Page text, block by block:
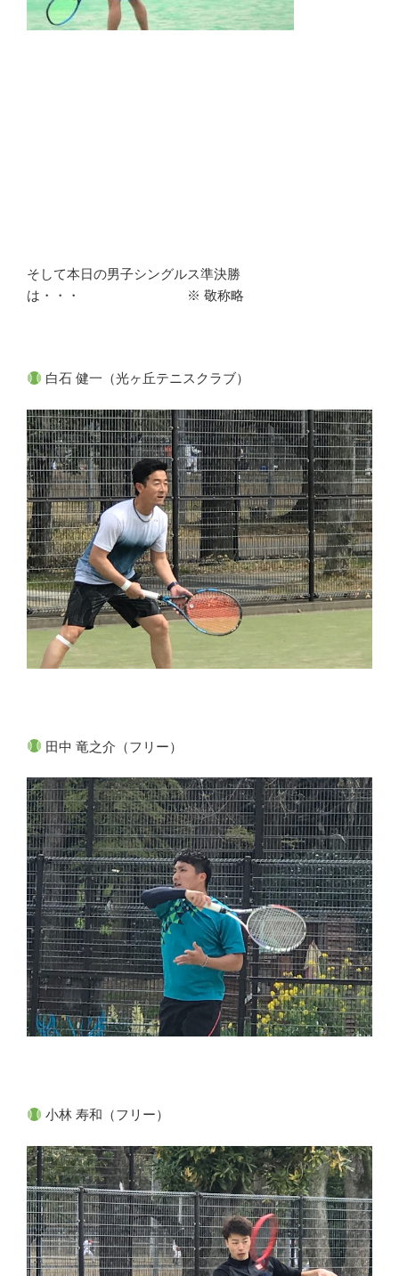
そして本日の男子シングルス準決勝
は・・・ ※ 敬称略
白石 健一（光ヶ丘テニスクラブ）
田中 竜之介（フリー）
小林 寿和（フリー）